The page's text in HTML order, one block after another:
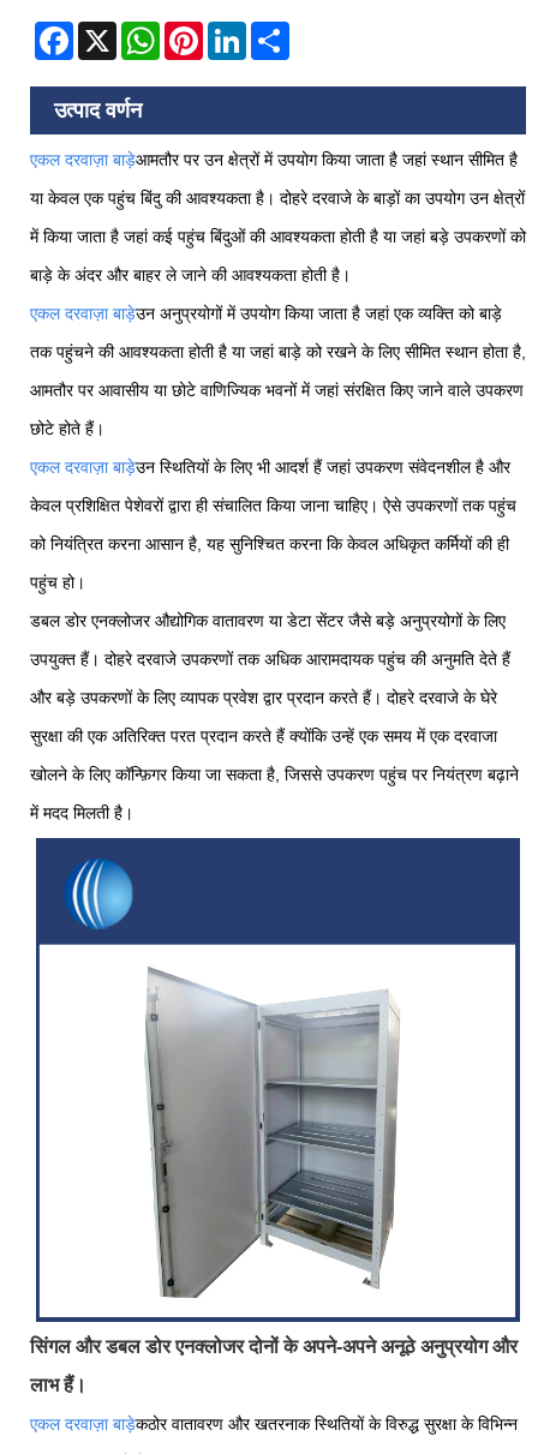
Facebook
X WhatsAppPinterestLinkedIn
उत्पाद वर्णन
एकल दरवाज़ा बाड़ेआमतौर पर उन क्षेत्रों में उपयोग किया जाता है जहां स्थान सीमित है
या केवल एक पहुंच बिंदु की आवश्यकता है। दोहरे दरवाजे के बाड़ों का उपयोग उन क्षेत्रों
में किया जाता है जहां कई पहुंच बिंदुओं की आवश्यकता होती है या जहां बड़े उपकरणों को
बाड़े के अंदर और बाहर ले जाने की आवश्यकता होती है।
एकल दरवाज़ा बाड़ेउन अनुप्रयोगों में उपयोग किया जाता है जहां एक व्यक्ति को बाड़े
तक पहुंचने की आवश्यकता होती है या जहां बाड़े को रखने के लिए सीमित स्थान होता है,
आमतौर पर आवासीय या छोटे वाणिज्यिक भवनों में जहां संरक्षित किए जाने वाले उपकरण
छोटे होते हैं।
एकल दरवाज़ा बाड़ेउन स्थितियों के लिए भी आदर्श हैं जहां उपकरण संवेदनशील है और
केवल प्रशिक्षित पेशेवरों द्वारा ही संचालित किया जाना चाहिए। ऐसे उपकरणों तक पहुंच
को नियंत्रित करना आसान है, यह सुनिश्चित करना कि केवल अधिकृत कर्मियों की ही
पहुंच हो।
डबल डोर एनक्लोजर औद्योगिक वातावरण या डेटा सेंटर जैसे बड़े अनुप्रयोगों के लिए
उपयुक्त हैं। दोहरे दरवाजे उपकरणों तक अधिक आरामदायक पहुंच की अनुमति देते हैं
और बड़े उपकरणों के लिए व्यापक प्रवेश द्वार प्रदान करते हैं। दोहरे दरवाजे के घेरे
सुरक्षा की एक अतिरिक्त परत प्रदान करते हैं क्योंकि उन्हें एक समय में एक दरवाजा
खोलने के लिए कॉन्फ़िगर किया जा सकता है, जिससे उपकरण पहुंच पर नियंत्रण बढ़ाने
में मदद मिलती है।
सिंगल और डबल डोर एनक्लोजर दोनों के अपने-अपने अनूठे अनुप्रयोग और
लाभ हैं।
एकल दरवाज़ा बाड़ेकठोर वातावरण और खतरनाक स्थितियों के विरुद्ध सुरक्षा के विभिन्न